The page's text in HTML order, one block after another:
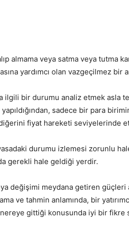
almama veya satma veya tutma
yardımcı olan vazgeçilmez bir
bir durumu analiz etmek asla
sadece bir para
fiyat hareketi seviyelerinde
durumu izlemesi zorunlu
gerekli hale geldiği yerdir.
değişimi meydana getiren güçleri
ve tahmin anlamında, bir
gittiği konusunda iyi bir fikre